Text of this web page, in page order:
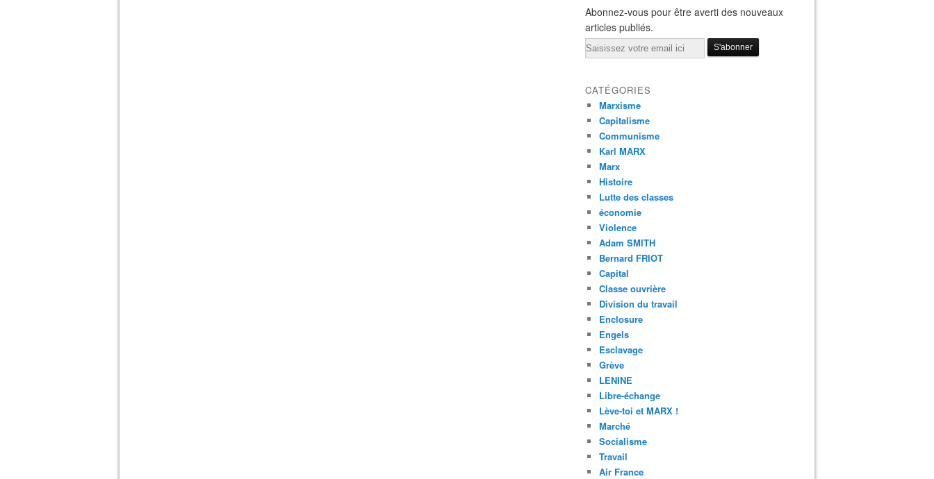
Abonnez-vous pour être averti des nouveaux
articles publiés.
Email
CATÉGORIES
Marxisme
Capitalisme
Communisme
Karl MARX
Marx
Histoire
Lutte des classes
économie
Violence
Adam SMITH
Bernard FRIOT
Capital
Classe ouvrière
Division du travail
Enclosure
Engels
Esclavage
Grève
LENINE
Libre-échange
Lève-toi et MARX !
Marché
Socialisme
Travail
Air France